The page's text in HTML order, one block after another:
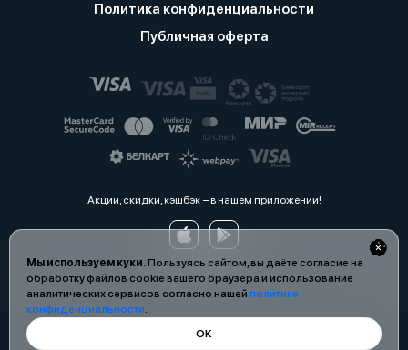
Мы используем куки.Пользуясь сайтом, вы даёте согласие на
обработку файлов cookie вашего браузера и использование
аналитических сервисов согласно нашей политике
конфиденциальности.
ОК
Политика конфиденциальности
Публичная оферта
Акции, скидки, кэшбэк − в нашем приложении!